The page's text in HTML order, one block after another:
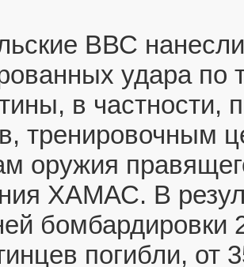
ВВС
удара по
в частности,
тренировочным
оружия
ХАМАС. В
бомбардировки
погибли, от